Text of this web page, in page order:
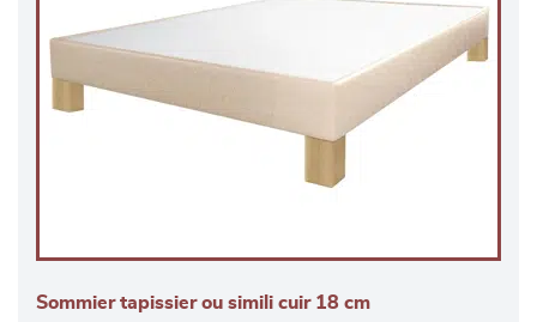
Sommier tapissier ou simili cuir 18 cm